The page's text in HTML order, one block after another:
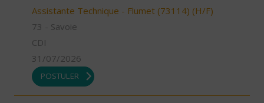
Assistante Technique - Flumet (73114) (H/F)
73 - Savoie
CDI
31/07/2026
POSTULER